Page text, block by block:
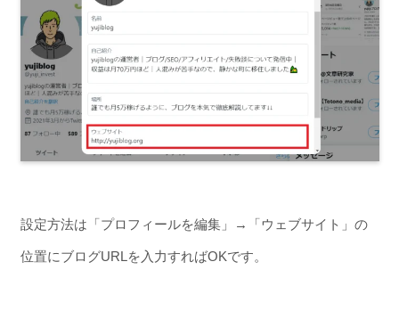
設定方法は「プロフィールを編集」→「ウェブサイト」の
位置にブログURLを入力すればOKです。